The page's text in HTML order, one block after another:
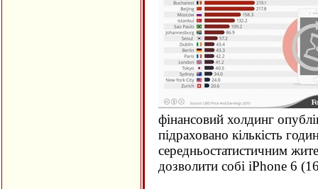
фінансовий холдинг
підраховано кількість
середньостатистичним
дозволити собі iPhone 6 (